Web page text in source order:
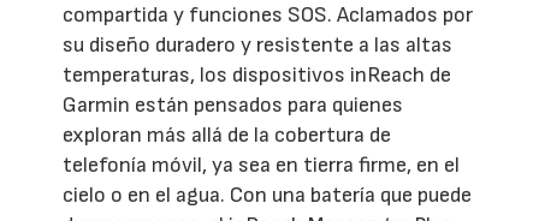
compartida y funciones SOS. Aclamados por
su diseño duradero y resistente a las altas
temperaturas, los dispositivos inReach de
Garmin están pensados para quienes
exploran más allá de la cobertura de
telefonía móvil, ya sea en tierra firme, en el
cielo o en el agua. Con una batería que puede